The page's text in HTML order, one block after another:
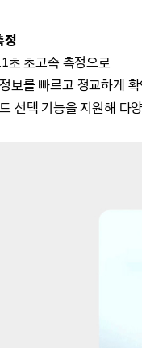
정
초 초고속 측정으로
보를 빠르고 정교하게
선택 기능을 지원해 다